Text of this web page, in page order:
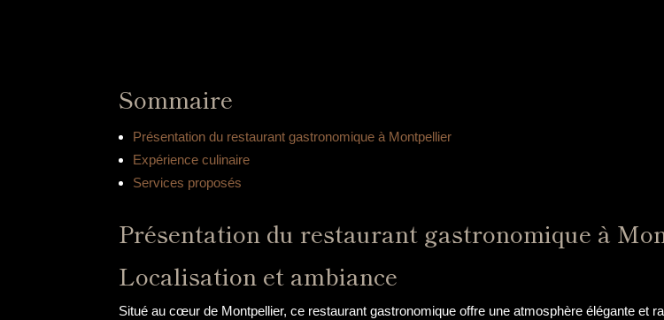
Sommaire
Présentation du restaurant gastronomique à Montpellier
Expérience culinaire
Services proposés
Présentation du restaurant gastronomique à
Localisation et ambiance
Situé au cœur de Montpellier, ce restaurant gastronomique offre une atmosphère élégante et